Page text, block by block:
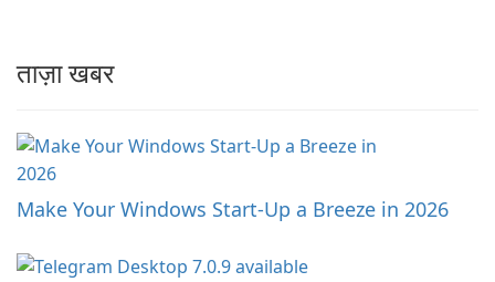
ताज़ा खबर
Make Your Windows Start-Up a Breeze in 2026